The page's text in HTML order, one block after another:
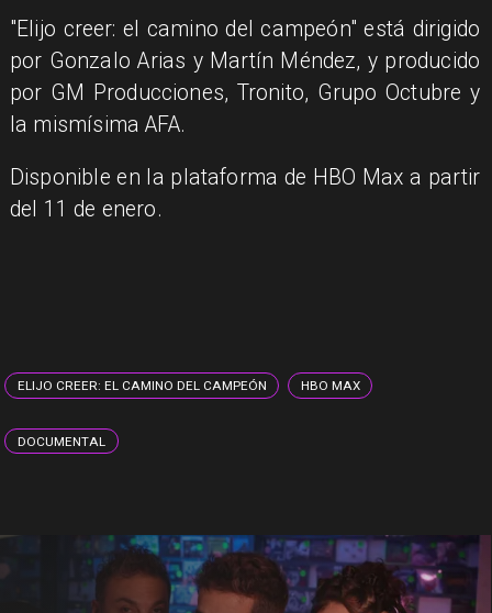
"Elijo creer: el camino del campeón" está dirigido
por Gonzalo Arias y Martín Méndez, y producido
por GM Producciones, Tronito, Grupo Octubre y
la mismísima AFA.
Disponible en la plataforma de HBO Max a partir
del 11 de enero.
ELIJO CREER: EL CAMINO DEL CAMPEÓN HBO MAX
DOCUMENTAL